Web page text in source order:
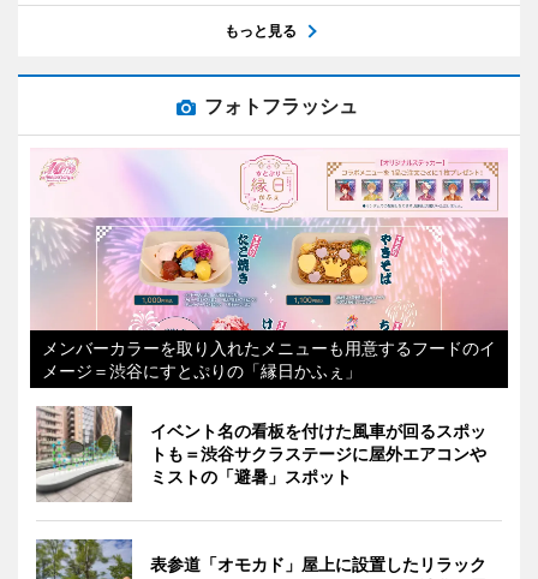
もっと見る
フォトフラッシュ
メンバーカラーを取り入れたメニューも用意するフードのイ
メージ＝渋谷にすとぷりの「縁日かふぇ」
イベント名の看板を付けた風車が回るスポッ
トも＝渋谷サクラステージに屋外エアコンや
ミストの「避暑」スポット
表参道「オモカド」屋上に設置したリラック